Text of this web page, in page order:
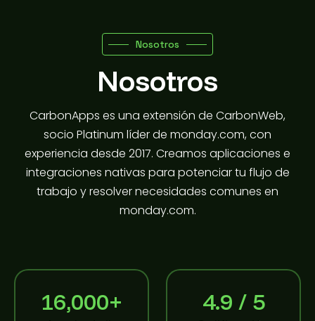
Nosotros
Nosotros
CarbonApps es una extensión de CarbonWeb,
socio Platinum líder de monday.com, con
experiencia desde 2017. Creamos aplicaciones e
integraciones nativas para potenciar tu flujo de
trabajo y resolver necesidades comunes en
monday.com.
16,000+ 4.9 / 5